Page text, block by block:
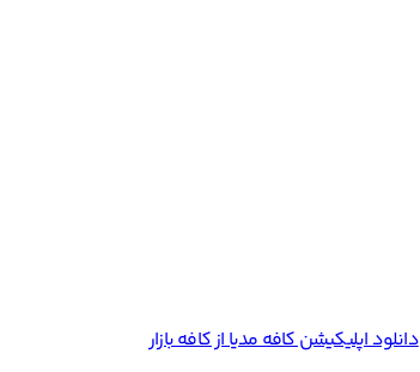
دانلود اپلیکیشن کافه مدیا از کافه بازار